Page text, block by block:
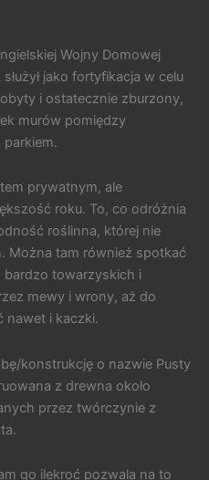
Wojny Domowej
jako fortyfikacja w celu
i ostatecznie zburzony,
murów pomiędzy
prywatnym, ale
roku. To, co odróżnia
roślinna, której nie
Można tam również spotkać
bardzo towarzyskich i
mewy i wrony, aż do
nawet i kaczki.
konstrukcję o nazwie Pusty
z drewna około
przez twórczynie z
go ilekroć pozwala na to